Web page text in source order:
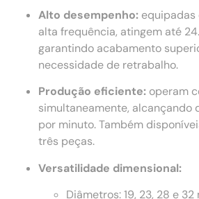
Alto desempenho:
alta frequência, atingem até
garantindo acabamento
necessidade de retrabalho.
Produção eficiente: operam
simultaneamente, alcançando
por minuto. Também
três peças.
Versatilidade dimensional:
Diâmetros: 19, 23, 28 e